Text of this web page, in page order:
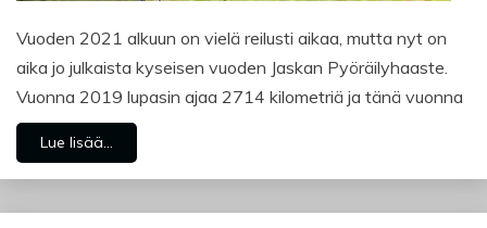
Vuoden 2021 alkuun on vielä reilusti aikaa, mutta nyt on
aika jo julkaista kyseisen vuoden Jaskan Pyöräilyhaaste.
Vuonna 2019 lupasin ajaa 2714 kilometriä ja tänä vuonna
Lue lisää...